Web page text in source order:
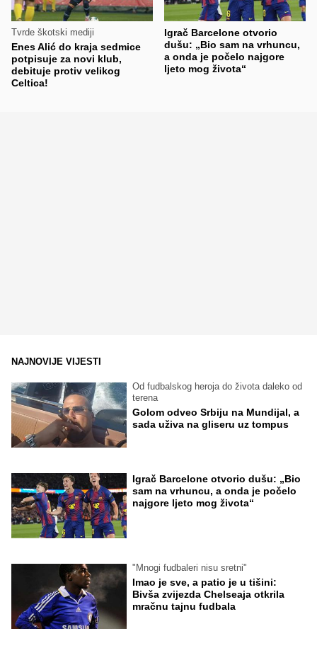
Tvrde škotski mediji
Enes Alić do kraja sedmice
potpisuje za novi klub,
debituje protiv velikog
Celtica!
Igrač Barcelone otvorio
dušu: „Bio sam na vrhuncu,
a onda je počelo najgore
ljeto mog života“
NAJNOVIJE VIJESTI
Od fudbalskog heroja do života daleko od
terena
Golom odveo Srbiju na Mundijal, a
sada uživa na gliseru uz tompus
Igrač Barcelone otvorio dušu: „Bio
sam na vrhuncu, a onda je počelo
najgore ljeto mog života“
"Mnogi fudbaleri nisu sretni"
Imao je sve, a patio je u tišini:
Bivša zvijezda Chelseaja otkrila
mračnu tajnu fudbala